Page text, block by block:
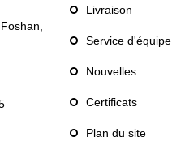
Livraison
Service d'équipe
Nouvelles
Certificats
Plan du site